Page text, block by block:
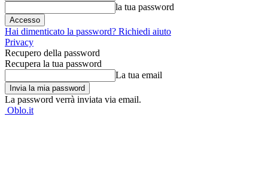
la tua password
Hai dimenticato la password? Richiedi aiuto
Privacy
Recupero della password
Recupera la tua password
La tua email
La password verrà inviata via email.
Oblo.it